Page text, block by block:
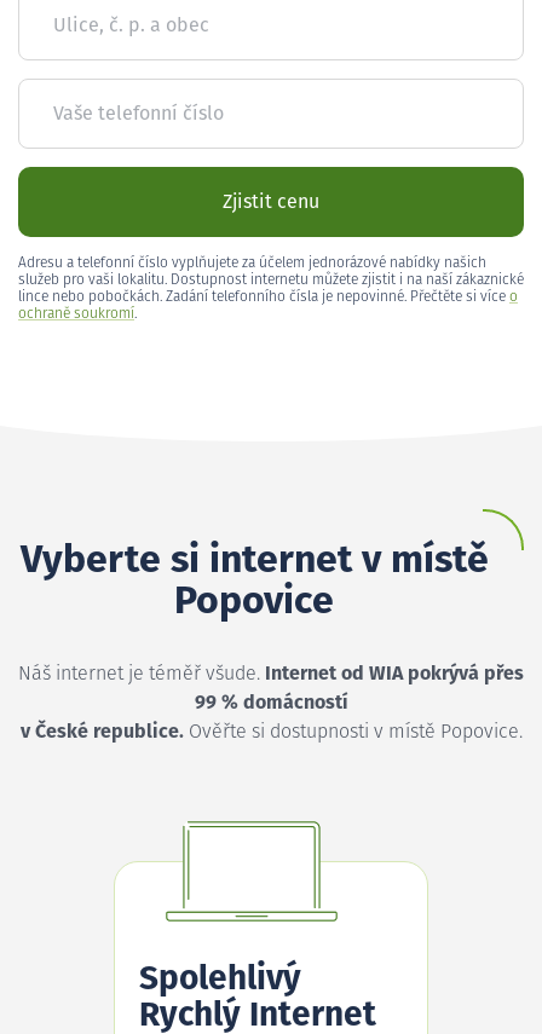
Ulice, č. p. a obec
Vaše telefonní číslo
Zjistit cenu
Adresu a telefonní číslo vyplňujete za účelem jednorázové nabídky našich
služeb pro vaši lokalitu. Dostupnost internetu můžete zjistit i na naší zákaznické
lince nebo pobočkách. Zadání telefonního čísla je nepovinné. Přečtěte si více o
ochraně soukromí.
Vyberte si internet v místě
Popovice
Náš internet je téměř všude. Internet od WIA pokrývá přes
99 % domácností
v České republice.Ověřte si dostupnosti v místě Popovice.
Spolehlivý
Rychlý Internet